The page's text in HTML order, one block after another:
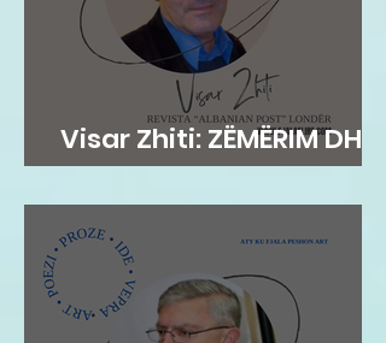
Visar Zhiti: ZËMËRIM DHE
PAS VDEKJES!